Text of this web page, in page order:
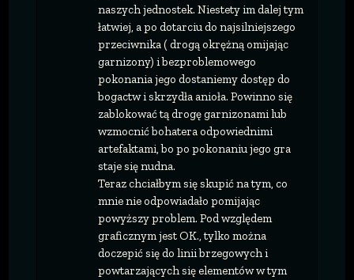
naszych jednostek. Niestety im dalej tym
łatwiej, a po dotarciu do najsilniejszego
przeciwnika ( drogą okrężną omijając
garnizony) i bezproblemowego
pokonania jego dostaniemy dostęp do
bogactw i skrzydła anioła. Powinno się
zablokować tą drogę garnizonami lub
wzmocnić bohatera odpowiednimi
artefaktami, bo po pokonaniu jego gra
staje się nudna.
Teraz chciałbym się skupić na tym, co
mnie nie odpowiadało pomijając
powyższy problem. Pod względem
graficznym jest OK., tylko można
doczepić się do linii brzegowych i
powtarzających się elementów w tym